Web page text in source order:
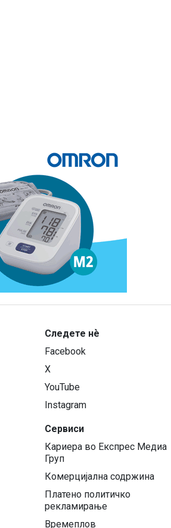
Следете нѐ
Facebook
X
YouTube
Instagram
Сервиси
Кариера во Експрес Медиа
Груп
Комерцијална содржина
Платено политичко
рекламирање
Времеплов